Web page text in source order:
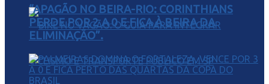
“APAGÃO NO BEIRA-RIO: CORINTHIANS
PERDE POR 2 A 0 E FICA À BEIRA DA
ELIMINAÇÃO”.